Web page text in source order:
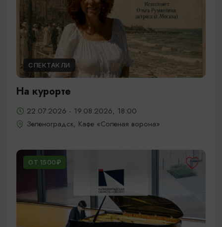
СПЕКТАКЛИ
На курорте
22.07.2026 - 19.08.2026, 18:00
Зеленоградск, Кафе «Соленая ворона»
ОТ 1500₽